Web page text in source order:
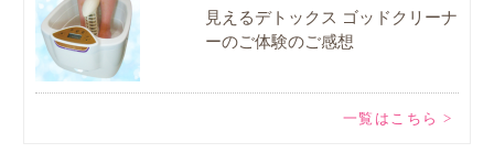
見えるデトックス ゴッドクリーナ
ーのご体験のご感想
一覧はこちら >